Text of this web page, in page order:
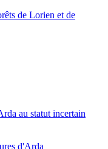
de Lorien et de
au statut incertain
d'Arda